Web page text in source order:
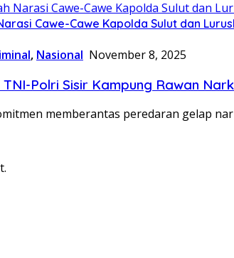
Cawe-Cawe Kapolda Sulut dan
, Nasional November 8, 2025
TNI-Polri Sisir Kampung Rawan
memberantas peredaran gelap